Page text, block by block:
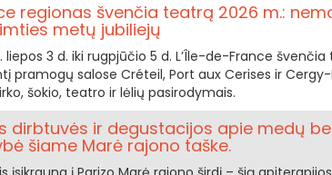
regionas švenčia teatrą 2026 m.:
metų jubiliejų
liepos 3 d. iki rugpjūčio 5 d. L’Île-de-France
pramogų salose Créteil, Port aux Cerises ir
šokio, teatro ir lėlių pasirodymais.
dirbtuvės ir degustacijos apie medų
šiame Marė rajono taške.